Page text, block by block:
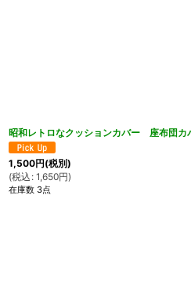
昭和レトロなクッションカバー 座布
1,500円(税別)
(税込 : 1,650円)
在庫数 3点